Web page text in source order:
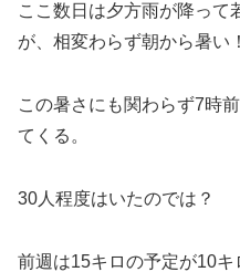
ここ数日は夕方雨が降って
が、相変わらず朝から暑い！
この暑さにも関わらず7時
てくる。
30人程度はいたのでは？
前週は15キロの予定が10キ